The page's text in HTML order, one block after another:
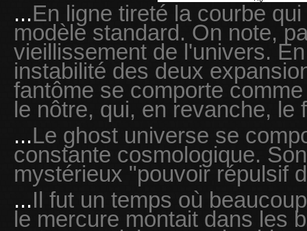
...En ligne tireté la courbe
modèle standard. On note,
vieillissement de l'univers.
instabilité des deux
fantôme se comporte
le nôtre, qui, en revanche, le
...Le ghost universe se
constante cosmologique.
mystérieux "pouvoir répulsif
...Il fut un temps où
le mercure montait dans les